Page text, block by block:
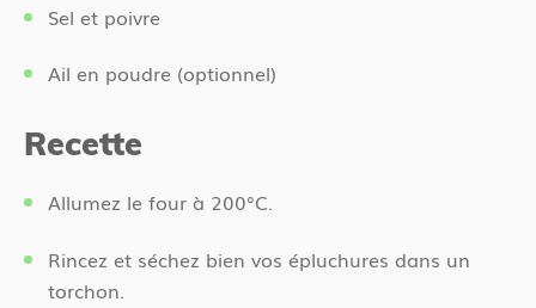
Sel et poivre
Ail en poudre (optionnel)
Recette
Allumez le four à 200°C.
Rincez et séchez bien vos épluchures dans un
torchon.